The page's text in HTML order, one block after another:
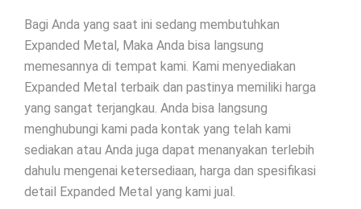
Bagi Anda yang saat ini sedang membutuhkan
Expanded Metal, Maka Anda bisa langsung
memesannya di tempat kami. Kami menyediakan
Expanded Metal terbaik dan pastinya memiliki harga
yang sangat terjangkau. Anda bisa langsung
menghubungi kami pada kontak yang telah kami
sediakan atau Anda juga dapat menanyakan terlebih
dahulu mengenai ketersediaan, harga dan spesifikasi
detail Expanded Metal yang kami jual.